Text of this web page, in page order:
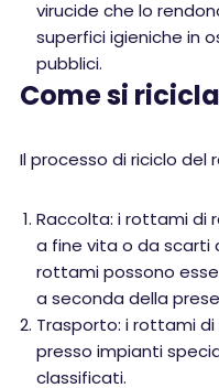
virucide che lo
superfici igieniche in
pubblici.
Come si
Il processo di riciclo del
Raccolta: i rottami di
a fine vita o da scarti
rottami possono
a seconda della
Trasporto: i rottami
presso impianti
classificati.